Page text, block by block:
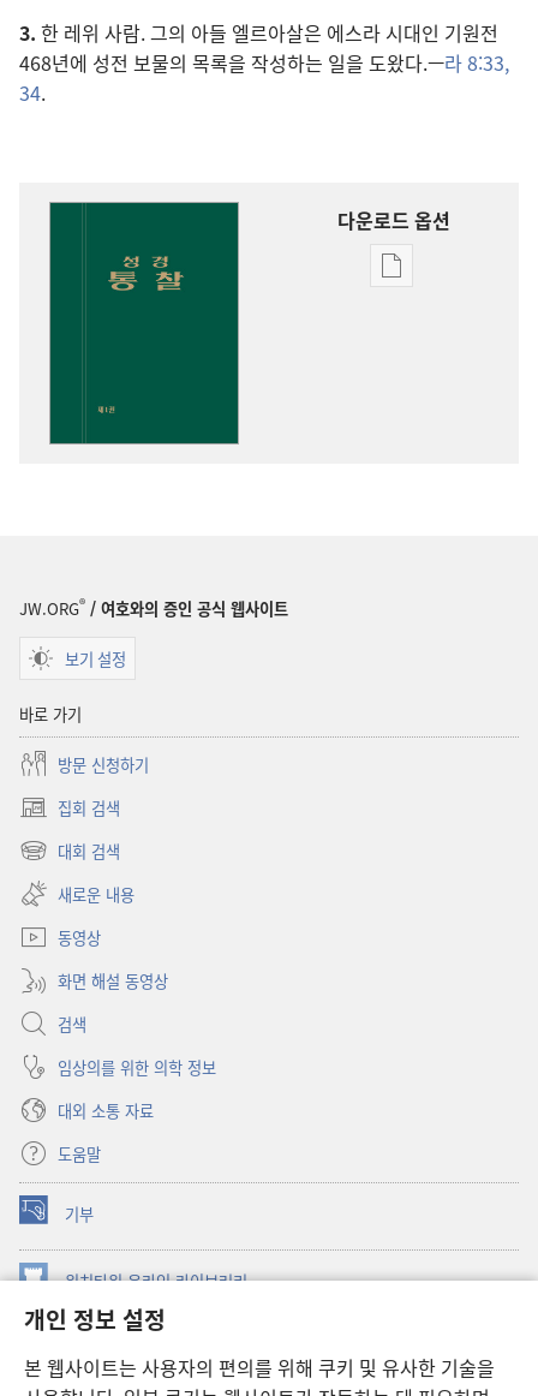
개인 정보 설정
본 웹사이트는 사용자의 편의를 위해 쿠키 및 유사한 기술을
3. 한 레위 사람. 그의 아들 엘르아살은 에스라 시대인 기원전
468년에 성전 보물의 목록을 작성하는 일을 도왔다.—라 8:33,
34.
다운로드 옵션
출판물
JW.ORG® / 여호와의 증인 공식 웹사이트
보기 설정
바로 가기
방문 신청하기
집회 검색
(새로운
창
대회 검색
(새로운
창
열기)
새로운 내용
동영상
화면 해설 동영상
검색
임상의를 위한 의학 정보
대외 소통 자료
도움말
기부
(새로운
창
열기) 워치타워 온라인 라이브러리
창
JW Hub ®
창
JW 라이브러리